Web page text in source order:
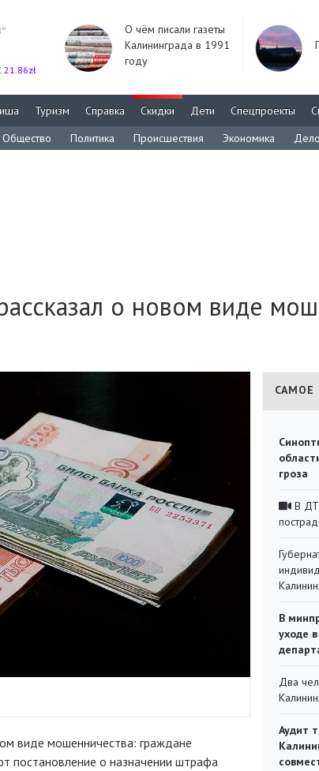
21.86zł
О чём писали газеты
Калининграда в 1991
году
Туризм Справка Скидки Дети Спецпроекты
Общество Политика Происшествия Экономика
о новом виде
виде мошенничества: граждане
постановление о назначении штрафа
САМОЕ
гроза
В
В
уходе
Два
Аудит